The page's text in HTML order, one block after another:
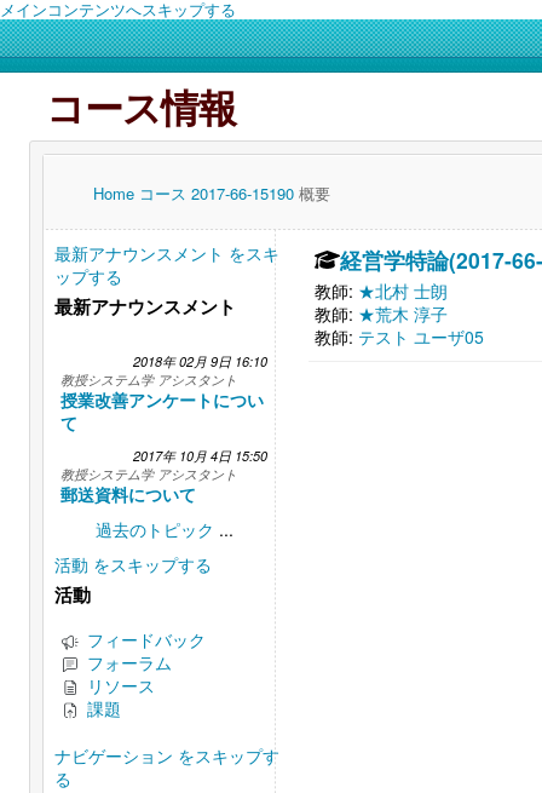
メインコンテンツへスキップする
コース情報
Home コース 2017-66-15190 概要
経営学特論(2017-
教師: ★北村 士朗
教師: ★荒木 淳子
教師: テスト ユーザ05
最新アナウンスメント をスキ
ップする
最新アナウンスメント
2018年 02月 9日 16:10
教授システム学 アシスタント
授業改善アンケートについ
て
2017年 10月 4日 15:50
教授システム学 アシスタント
郵送資料について
過去のトピック ...
活動 をスキップする
活動
フィードバック
フォーラム
リソース
課題
ナビゲーション をスキップす
る